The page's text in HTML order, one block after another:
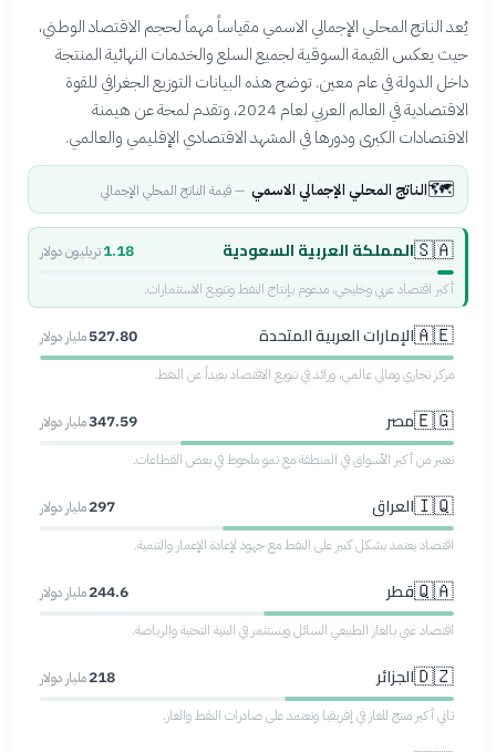
يُعد الناتج المحلي الإجمالي الاسمي مقياساً مهماً لحجم الاقتصاد الوطني،
حيث يعكس القيمة السوقية لجميع السلع والخدمات النهائية المنتجة
داخل الدولة في عام معين. توضح هذه البيانات التوزيع الجغرافي للقوة
الاقتصادية في العالم العربي لعام 2024، وتقدم لمحة عن هيمنة
الاقتصادات الكبرى ودورها في المشهد الاقتصادي الإقليمي والعالمي.
🗺️الناتج المحلي الإجمالي الاسمي —قيمة الناتج المحلي الإجمالي
🇸🇦المملكة العربية السعودية 1.18تريليون دولار
أكبر اقتصاد عربي وخليجي، مدعوم بإنتاج النفط وتنويع الاستثمارات.
🇦🇪الإمارات العربية المتحدة 527.80مليار دولار
مركز تجاري ومالي عالمي، ورائد في تنويع الاقتصاد بعيداً عن النفط.
🇪🇬مصر 347.59مليار دولار
تعتبر من أكبر الأسواق في المنطقة مع نمو ملحوظ في بعض القطاعات.
🇮🇶العراق 297مليار دولار
اقتصاد يعتمد بشكل كبير على النفط مع جهود لإعادة الإعمار والتنمية.
🇶🇦قطر 244.6مليار دولار
اقتصاد غني بالغاز الطبيعي السائل ويستثمر في البنية التحتية والرياضة.
🇩🇿الجزائر 218مليار دولار
ثاني أكبر منتج للغاز في إفريقيا وتعتمد على صادرات النفط والغاز.